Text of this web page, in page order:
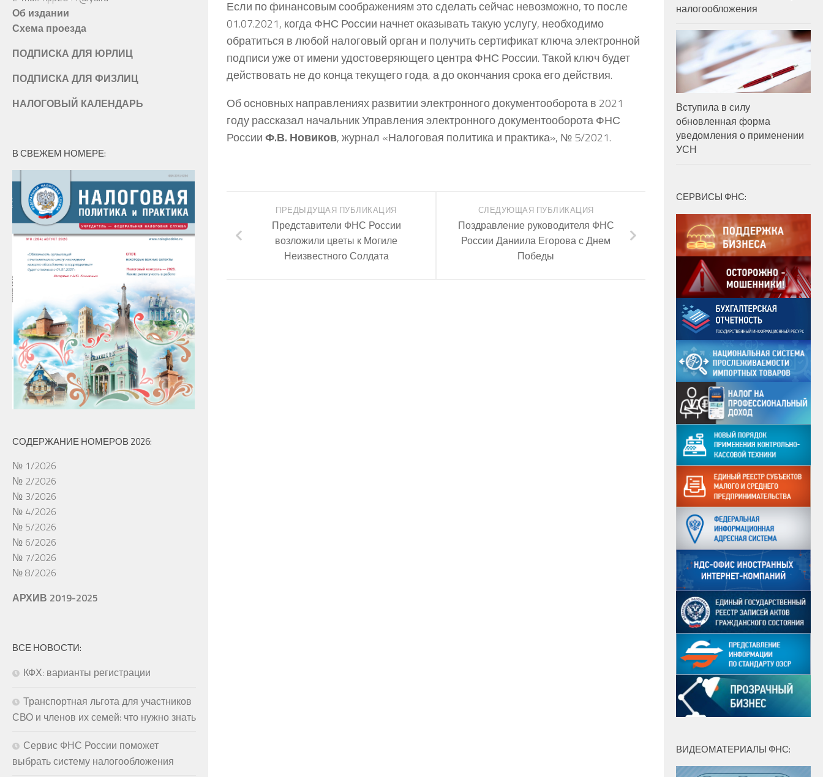
Если по финансовым соображениям это сделать сейчас невозможно, то после
01.07.2021, когда ФНС России начнет оказывать такую услугу, необходимо
обратиться в любой налоговый орган и получить сертификат ключа электронной
подписи уже от имени удостоверяющего центра ФНС России. Такой ключ будет
действовать не до конца текущего года, а до окончания срока его действия.
Об основных направлениях развитии электронного документооборота в 2021
году рассказал начальник Управления электронного документооборота ФНС
РоссииФ.В. Новиков, журнал «Налоговая политика и практика», № 5/2021.
СЛЕДУЮЩАЯ ПУБЛИКАЦИЯ
Поздравление руководителя ФНС
России Даниила Егорова с Днем
Победы
ПРЕДЫДУЩАЯ ПУБЛИКАЦИЯ
Представители ФНС России
возложили цветы к Могиле
Неизвестного Солдата
Об издании
Схема проезда
ПОДПИСКА ДЛЯ ЮРЛИЦ
ПОДПИСКА ДЛЯ ФИЗЛИЦ
НАЛОГОВЫЙ КАЛЕНДАРЬ
В СВЕЖЕМ НОМЕРЕ:
СОДЕРЖАНИЕ НОМЕРОВ 2026:
№ 1/2026
№ 2/2026
№ 3/2026
№ 4/2026
№ 5/2026
№ 6/2026
№ 7/2026
№ 8/2026
АРХИВ 2019-2025
ВСЕ НОВОСТИ:
КФХ: варианты регистрации
Транспортная льгота для участников
СВО и членов их семей: что нужно знать
Сервис ФНС России поможет
выбрать систему налогообложения
налогообложения
Вступила в силу
обновленная форма
уведомления о применении
УСН
СЕРВИСЫ ФНС:
ВИДЕОМАТЕРИАЛЫ ФНС: